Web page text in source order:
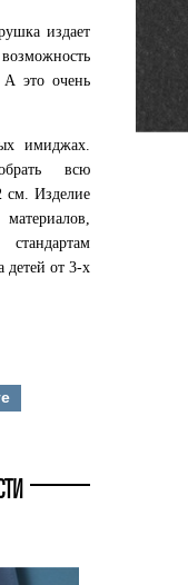
издает
это очень
имиджах.
всю
см. Изделие
детей от 3-х